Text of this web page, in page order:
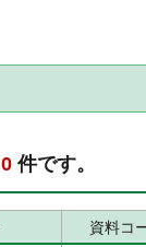
0 件です。
資料コ